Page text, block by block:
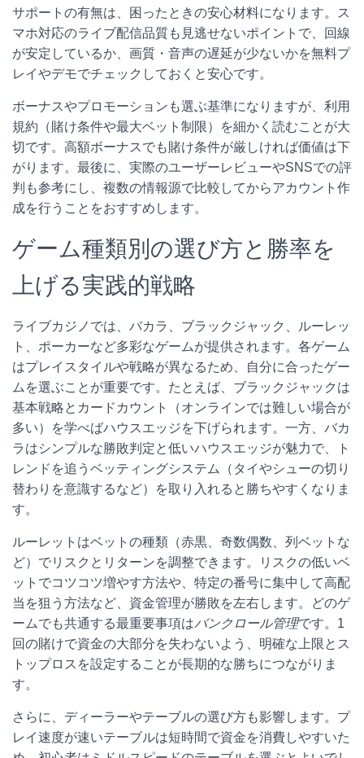
サポートの有無は、困ったときの安心材料になります。ス
マホ対応のライブ配信品質も見逃せないポイントで、回線
が安定しているか、画質・音声の遅延が少ないかを無料プ
レイやデモでチェックしておくと安心です。
ボーナスやプロモーションも選ぶ基準になりますが、利用
規約（賭け条件や最大ベット制限）を細かく読むことが大
切です。高額ボーナスでも賭け条件が厳しければ価値は下
がります。最後に、実際のユーザーレビューやSNSでの評
判も参考にし、複数の情報源で比較してからアカウント作
成を行うことをおすすめします。
ゲーム種類別の選び方と勝率を
上げる実践的戦略
ライブカジノでは、バカラ、ブラックジャック、ルーレッ
ト、ポーカーなど多彩なゲームが提供されます。各ゲーム
はプレイスタイルや戦略が異なるため、自分に合ったゲー
ムを選ぶことが重要です。たとえば、ブラックジャックは
基本戦略とカードカウント（オンラインでは難しい場合が
多い）を学べばハウスエッジを下げられます。一方、バカ
ラはシンプルな勝敗判定と低いハウスエッジが魅力で、ト
レンドを追うベッティングシステム（タイやシューの切り
替わりを意識するなど）を取り入れると勝ちやすくなりま
す。
ルーレットはベットの種類（赤黒、奇数偶数、列ベットな
ど）でリスクとリターンを調整できます。リスクの低いベ
ットでコツコツ増やす方法や、特定の番号に集中して高配
当を狙う方法など、資金管理が勝敗を左右します。どのゲ
ームでも共通する最重要事項はバンクロール管理です。1
回の賭けで資金の大部分を失わないよう、明確な上限とス
トップロスを設定することが長期的な勝ちにつながりま
す。
さらに、ディーラーやテーブルの選び方も影響します。プ
レイ速度が速いテーブルは短時間で資金を消費しやすいた